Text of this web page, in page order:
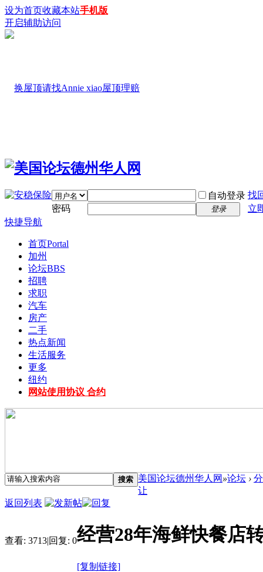
设为首页收藏本站手机版
开启辅助访问
自动登录 找
密码
登录
立
快捷导航
首页Portal
加州
论坛BBS
招聘
求职
汽车
房产
二手
热点新闻
生活服务
更多
纽约
网站使用协议 合约
搜索 美国论坛德州华人网 »论坛 ›
让
返回列表
查看: 3713|回复: 0经营28年海鲜快餐店
[复制链接]